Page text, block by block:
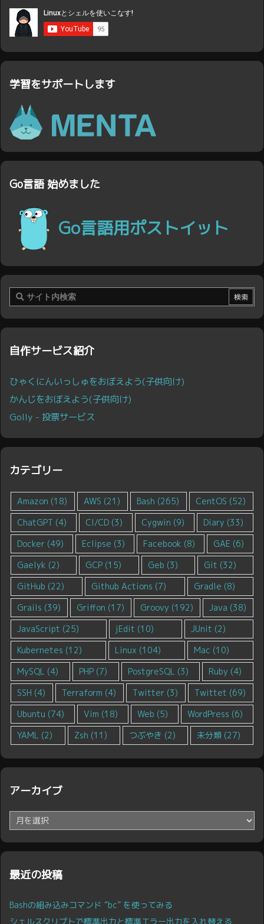
学習をサポートします
Go言語 始めました
Go言語用ポストイット
自作サービス紹介
ひゃくにんいっしゅをおぼえよう(子供向け)
かんじをおぼえよう(子供向け)
Golly - 投票サービス
カテゴリー
Amazon (18) AWS (21) Bash (265) CentOS (52)
ChatGPT (4) CI/CD (3) Cygwin (9) Diary (33)
Docker (49) Eclipse (3) Facebook (8) GAE (6)
Gaelyk (2) GCP (15) Geb (3) Git (32)
GitHub (22) Github Actions (7) Gradle (8)
Grails (39) Griffon (17) Groovy (192) Java (38)
JavaScript (25) jEdit (10) JUnit (2)
Kubernetes (12) Linux (104) Mac (10)
MySQL (4) PHP(7) PostgreSQL (3) Ruby (4)
SSH (4) Terraform (4) Twitter (3) Twittet (69)
Ubuntu (74) Vim (18) Web (5) WordPress (6)
YAML (2) Zsh (11) つぶやき (2) 未分類 (27)
アーカイブ
ー
カ
イ
最近の投稿
Bashの組み込みコマンド “bc” を使ってみる
シェルスクリプトで標準出力と標準エラー出力を入れ替える